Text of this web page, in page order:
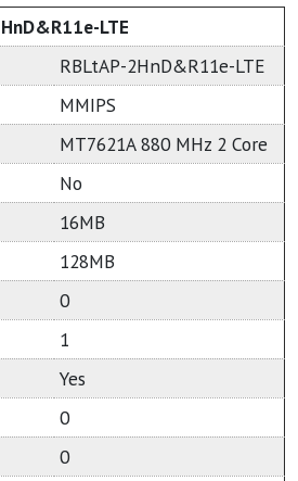
LTE
RBLtAP-2HnD&R11e-LTE
MMIPS
MT7621A 880 MHz 2 Core
No
16MB
128MB
0
1
Yes
0
0